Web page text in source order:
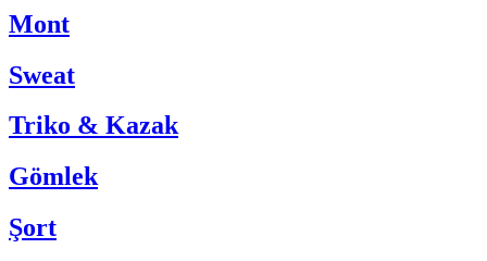
Mont
Sweat
Triko & Kazak
Gömlek
Şort